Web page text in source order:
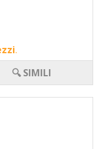
.
🔍 SIMILI